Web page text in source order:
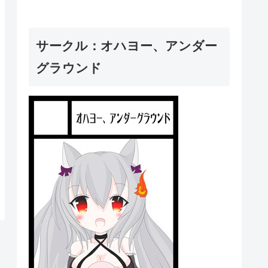
サークル：オハヨー、アンダー
グラウンド